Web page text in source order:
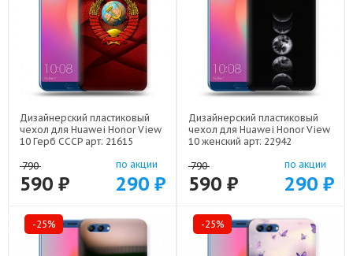
Дизайнерский пластиковый
чехол для Huawei Honor View
10 Герб СССР арт: 21615
790
590 ₽
по акции
290 ₽
Дизайнерский пластиковый
чехол для Huawei Honor View
10 женский арт: 22942
790
590 ₽
по акции
290 ₽
-25% -25%